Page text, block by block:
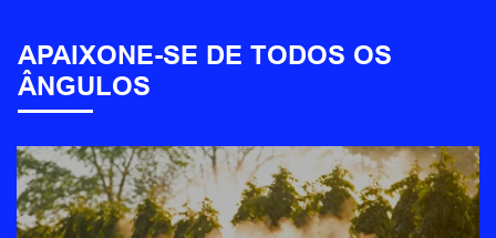
APAIXONE-SE DE TODOS OS
ÂNGULOS